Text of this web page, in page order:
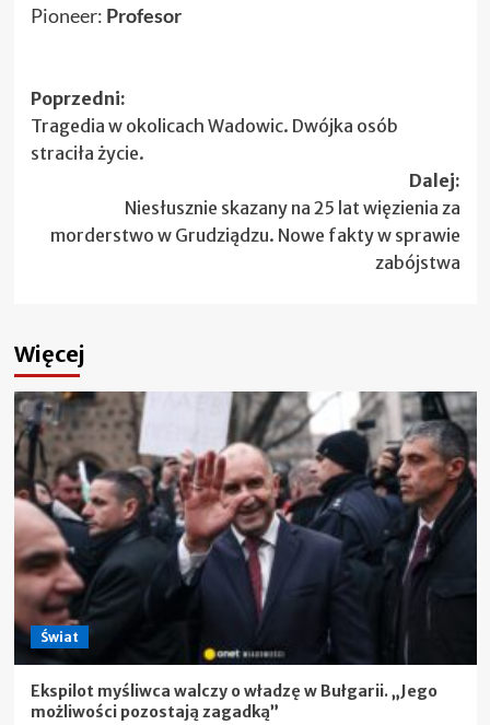
Pioneer: Profesor
Zobacz
wpisy
Poprzedni:
Tragedia w okolicach Wadowic. Dwójka osób
straciła życie.
Dalej:
Niesłusznie skazany na 25 lat więzienia za
morderstwo w Grudziądzu. Nowe fakty w sprawie
zabójstwa
Więcej
Świat
Ekspilot myśliwca walczy o władzę w Bułgarii. „Jego
możliwości pozostają zagadką”